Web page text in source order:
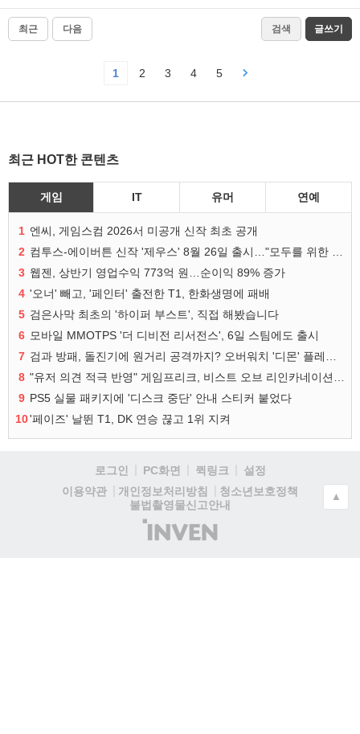
최근 다음 검색 글쓰기
1 2 3 4 5
최근 HOT한 콘텐츠
게임 IT 유머 연예
1 엔씨, 게임스컴 2026서 미공개 신작 최초 공개
2
3 웹젠, 상반기 영업수익 773억 원…순이익 89% 증가
4 '오너' 빼고, '페인터' 출전한 T1, 한화생명에 패배
5 검은사막 최초의 '하이퍼 부스트', 직접 해봤습니다
6 모바일 MMOTPS '더 디비전 리서전스', 6일 스팀에도 출시
7
8
9 PS5 실물 패키지에 '디스크 중단' 안내 스티커 붙었다
10'페이즈' 날뛴 T1, DK 연승 끊고 1위 지켜
로그인 PC화면 퀵링크
설정
이용약관
개인정보처리방침
청소년보호정책
불법촬영물신고안내
(주)
인
▲